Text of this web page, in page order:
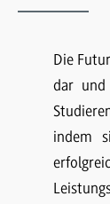
Die
dar und
indem